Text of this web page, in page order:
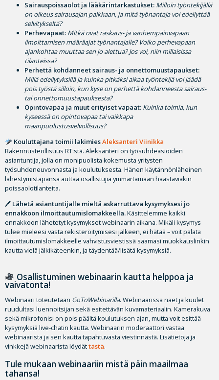
Sairauspoissaolot ja lääkärintarkastukset: Milloin työntekijällä
on oikeus sairausajan palkkaan, ja mitä työnantaja voi edellyttää
selvitykseltä?
Perhevapaat: Mitkä ovat raskaus- ja vanhempainvapaan
ilmoittamisen määräajat työnantajalle? Voiko perhevapaan
ajankohtaa muuttaa sen jo alettua? Jos voi, niin millaisissa
tilanteissa?
Perhettä kohdanneet sairaus- ja onnettomuustapaukset:
Millä edellytyksillä ja kuinka pitkäksi aikaa työntekijä voi jäädä
pois työstä silloin, kun kyse on perhettä kohdanneesta sairaus-
tai onnettomuustapauksesta?
Opintovapaa ja muut erityiset vapaat: Kuinka toimia, kun
kyseessä on opintovapaa tai vaikkapa
maanpuolustusvelvollisuus?
Kouluttajana toimii lakimiesAleksanteri Viinikka
Rakennusteollisuus RT:stä. Aleksanteri on työsuhdeasioiden
asiantuntija, jolla on monipuolista kokemusta yritysten
työsuhdeneuvonnasta ja koulutuksesta. Hänen käytännönläheinen
lähestymistapansa auttaa osallistujia ymmärtämään haastaviakin
poissaolotilanteita.
🖊 Lähetä asiantuntijalle mieltä askarruttava kysymyksesi jo
ennakkoon ilmoittautumislomakkeella.Käsittelemme kaikki
ennakkoon lähetetyt kysymykset webinaarin aikana. Mikäli kysymys
tulee mieleesi vasta rekisteröitymisesi jälkeen, ei hätää – voit palata
ilmoittautumislomakkeelle vahvistusviestissä saamasi muokkauslinkin
kautta vielä jälkikäteenkin, ja täydentää/lisätä kysymyksiä.
Osallistuminen webinaarin kautta helppoa ja
vaivatonta!
Webinaari toteutetaan GoToWebinarilla. Webinaarissa näet ja kuulet
ruudultasi luennoitsijan sekä esitettävän kuvamateriaalin. Kamerakuva
sekä mikrofonisi on pois päältä koulutuksen ajan, mutta voit esittää
kysymyksiä live-chatin kautta. Webinaarin moderaattori vastaa
webinaarista ja sen kautta tapahtuvasta viestinnästä. Lisätietoja ja
vinkkejä webinaarista löydättästä.
Tule mukaan webinaariin mistä päin maailmaa
tahansa!